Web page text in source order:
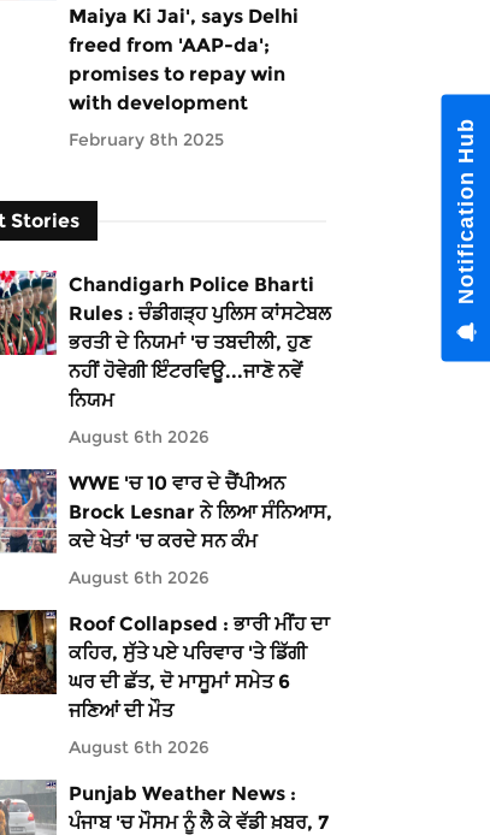
Maiya Ki Jai', says Delhi
freed from 'AAP-da';
promises to repay win
with development
February 8th 2025
Stories
Chandigarh Police Bharti
Rules : ਚੰਡੀਗੜ੍ਹ ਪੁਲਿਸ ਕਾਂਸਟੇਬਲ
ਭਰਤੀ ਦੇ ਨਿਯਮਾਂ 'ਚ ਤਬਦੀਲੀ, ਹੁਣ
ਨਹੀਂ ਹੋਵੇਗੀ ਇੰਟਰਵਿਊ...ਜਾਣੋ ਨਵੇਂ
ਨਿਯਮ
August 6th 2026
WWE 'ਚ 10 ਵਾਰ ਦੇ ਚੈਂਪੀਅਨ
Brock Lesnar ਨੇ ਲਿਆ ਸੰਨਿਆਸ,
ਕਦੇ ਖੇਤਾਂ 'ਚ ਕਰਦੇ ਸਨ ਕੰਮ
August 6th 2026
Roof Collapsed : ਭਾਰੀ ਮੀਂਹ ਦਾ
ਕਹਿਰ, ਸੁੱਤੇ ਪਏ ਪਰਿਵਾਰ 'ਤੇ ਡਿੱਗੀ
ਘਰ ਦੀ ਛੱਤ, ਦੋ ਮਾਸੂਮਾਂ ਸਮੇਤ 6
ਜਣਿਆਂ ਦੀ ਮੌਤ
August 6th 2026
Punjab Weather News :
ਪੰਜਾਬ 'ਚ ਮੌਸਮ ਨੂੰ ਲੈ ਕੇ ਵੱਡੀ ਖ਼ਬਰ, 7
Notification Hub